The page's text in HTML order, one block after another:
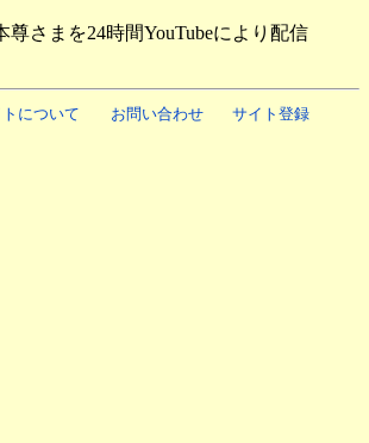
尊さまを24時間YouTubeにより配信
について お問い合わせ サイト登録